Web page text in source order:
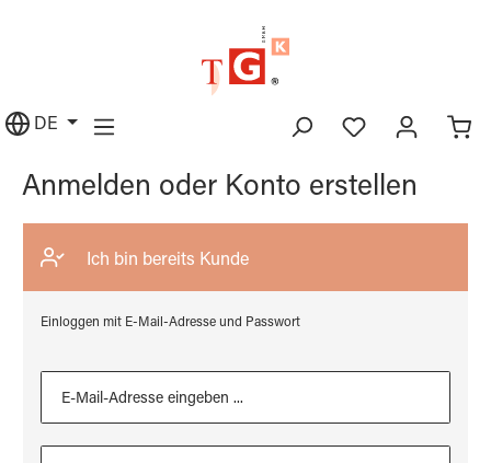
DE
Anmelden oder Konto erstellen
Ich bin bereits Kunde
Einloggen mit E-Mail-Adresse und Passwort